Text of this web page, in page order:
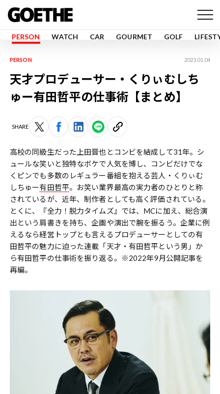
PERSON WATCH CAR GOURMET GOLF
PERSON 2023.01.04
天才プロデューサー・くりぃむしち
ゅー有田哲平の仕事術【まとめ】
SHARE
高校の同級生だった上田晋也とコンビを結成して31年。シ
ュールな笑いと独特なボケで人気を博し、コンビだけでな
くピンでも多数のレギュラー番組を抱える芸人・くりぃむ
しちゅー有田哲平。お笑い業界最高の実力者のひとりと称
されているが、近年、制作者としても高く評価されている。
とくに、『全力！脱力タイムズ』では、MCに加え、総合演
出という肩書きを持ち、企画や演出で腕を振るう。企業に例
えるなら経営トップとも言えるプロデューサーとしての有
田哲平の魅力に迫った連載「天才・有田哲平という男」か
ら有田哲平の仕事術を振り返る。※2022年9月公開記事を
再編。